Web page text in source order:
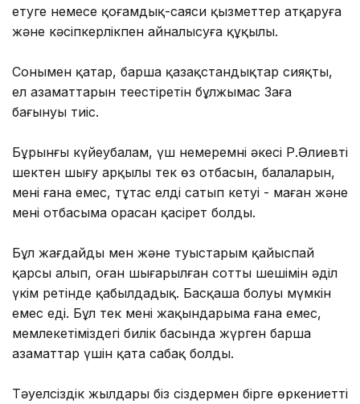
етуге немесе қоғамдық-саяси қызметтер атқаруға
және кәсіпкерлікпен айналысуға құқылы.
Сонымен қатар, барша қазақстандықтар сияқты,
ел азаматтарын теңестіретін бұлжымас Заңға
бағынуы тиіс.
Бұрынғы күйеубалам, үш немеремнің әкесі Р.Әлиевтің
шектен шығу арқылы тек өз отбасын, балаларын,
мені ғана емес, тұтас елді сатып кетуі - маған және
менің отбасыма орасан қасірет болды.
Бұл жағдайды мен және туыстарым қайыспай
қарсы алып, оған шығарылған соттың шешімін әділ
үкім ретінде қабылдадық. Басқаша болуы мүмкін
емес еді. Бұл тек менің жақындарыма ғана емес,
мемлекетіміздегі билік басында жүрген барша
азаматтар үшін қатаң сабақ болды.
Тәуелсіздік жылдары біз сіздермен бірге өркениетті